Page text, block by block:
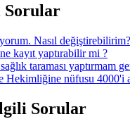
Nasıl değiştirebilirim?
kayıt yaptırabilir mi ?
taraması yaptırmam
Hekimliğine nüfusu 4000'i
Sorular